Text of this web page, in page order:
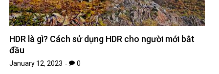
HDR là gì? Cách sử dụng HDR cho người mới bắt
đầu
January 12, 2023 0